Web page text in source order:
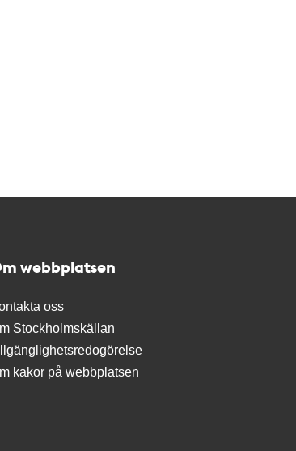
webbplatsen
oss
Stockholmskällan
kakor på webbplatsen